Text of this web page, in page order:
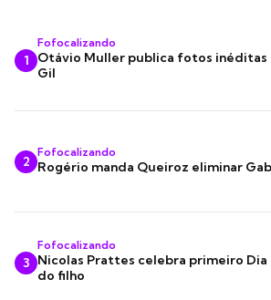
1
Fofocalizando
Otávio Muller publica fotos inéditas
Gil
2
Fofocalizando
Rogério manda Queiroz eliminar
3
Fofocalizando
Nicolas Prattes celebra primeiro Dia
do filho